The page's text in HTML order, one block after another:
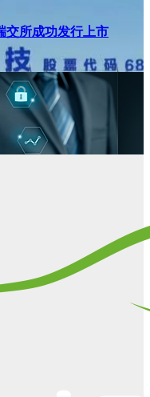
交所成功发行上市